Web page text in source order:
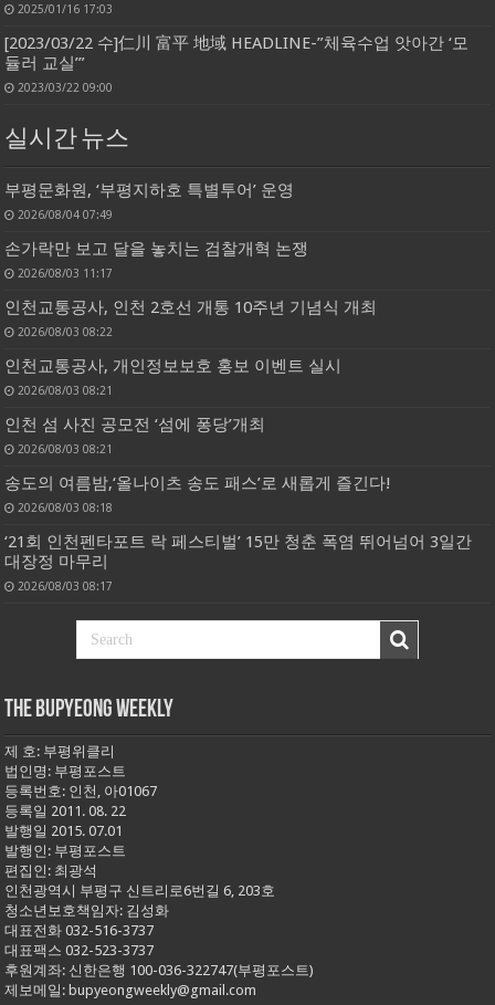
2025/01/16 17:03
[2023/03/22 수]仁川 富平 地域 HEADLINE-”체육수업 앗아간 ‘모
듈러 교실’”
2023/03/22 09:00
실시간 뉴스
부평문화원, ‘부평지하호 특별투어’ 운영
2026/08/04 07:49
손가락만 보고 달을 놓치는 검찰개혁 논쟁
2026/08/03 11:17
인천교통공사, 인천 2호선 개통 10주년 기념식 개최
2026/08/03 08:22
인천교통공사, 개인정보보호 홍보 이벤트 실시
2026/08/03 08:21
인천 섬 사진 공모전 ‘섬에 퐁당’개최
2026/08/03 08:21
송도의 여름밤,‘올나이츠 송도 패스’로 새롭게 즐긴다!
2026/08/03 08:18
‘21회 인천펜타포트 락 페스티벌’ 15만 청춘 폭염 뛰어넘어 3일간
대장정 마무리
2026/08/03 08:17
THE BUPYEONG WEEKLY
제 호: 부평위클리
법인명: 부평포스트
등록번호: 인천, 아01067
등록일 2011. 08. 22
발행일 2015. 07.01
발행인: 부평포스트
편집인: 최광석
인천광역시 부평구 신트리로6번길 6, 203호
청소년보호책임자: 김성화
대표전화 032-516-3737
대표팩스 032-523-3737
후원계좌: 신한은행 100-036-322747(부평포스트)
제보메일: bupyeongweekly@gmail.com